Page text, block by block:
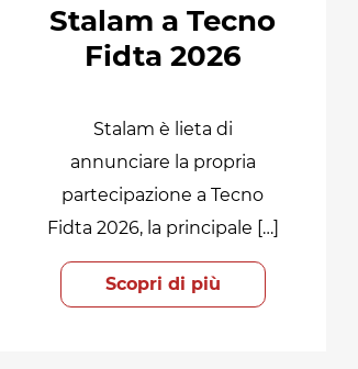
Stalam a Tecno
Fidta 2026
Stalam è lieta di
annunciare la propria
partecipazione a Tecno
Fidta 2026, la principale […]
Scopri di più